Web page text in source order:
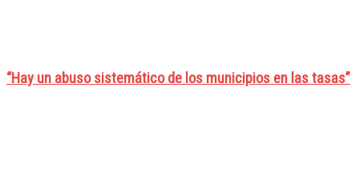
“Hay un abuso sistemático de los municipios en las tasas”